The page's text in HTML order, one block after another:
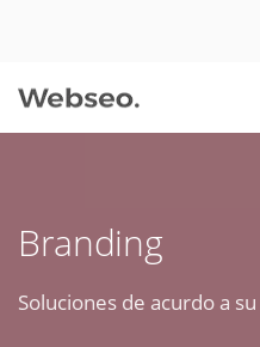
Branding
Soluciones de acurdo a